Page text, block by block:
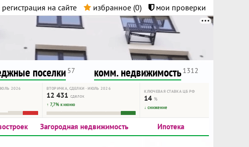
регистрация на сайте избранное (0) мои проверки
поселки 57 комм. недвижимость 1312
2026 ВТОРИЧКА, СДЕЛКИ · ИЮЛЬ 2026
12 431 сделок
↑ 7,7% к июню
КЛЮЧЕВАЯ СТАВКА ЦБ РФ
14%
↓ снижение
Загородная недвижимость Ипотека